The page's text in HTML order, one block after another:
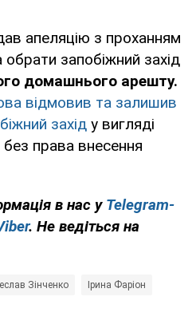
апеляцію з проханням
запобіжний захід
домашнього арешту.
відмовив та залишив
захід у вигляді
права внесення
в нас у Telegram-
. Не ведіться на
Зінченко Ірина Фаріон